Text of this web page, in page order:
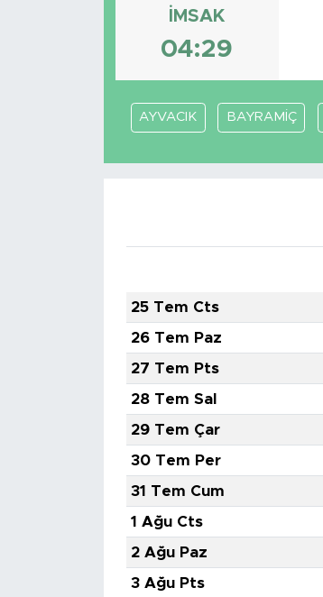
İMSAK
04:29
AYVACIK BAYRAMİÇ
25 Tem Cts
26 Tem Paz
27 Tem Pts
28 Tem Sal
29 Tem Çar
30 Tem Per
31 Tem Cum
1 Ağu Cts
2 Ağu Paz
3 Ağu Pts
Özel Haber